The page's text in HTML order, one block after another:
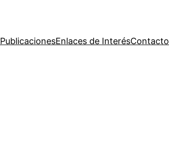
PublicacionesEnlaces de InterésContacto